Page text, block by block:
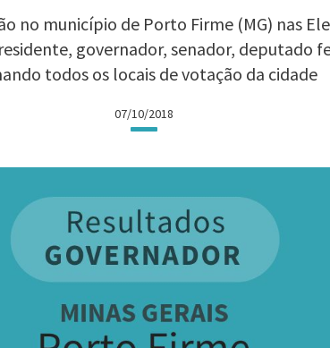
no município de Porto Firme (MG) nas
governador, senador, deputado
todos os locais de votação da cidade
07/10/2018